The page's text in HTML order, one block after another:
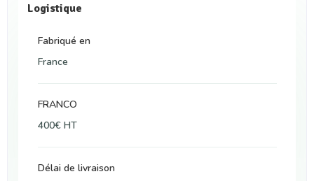
Logistique
Fabriqué en
France
FRANCO
400€ HT
Délai de livraison